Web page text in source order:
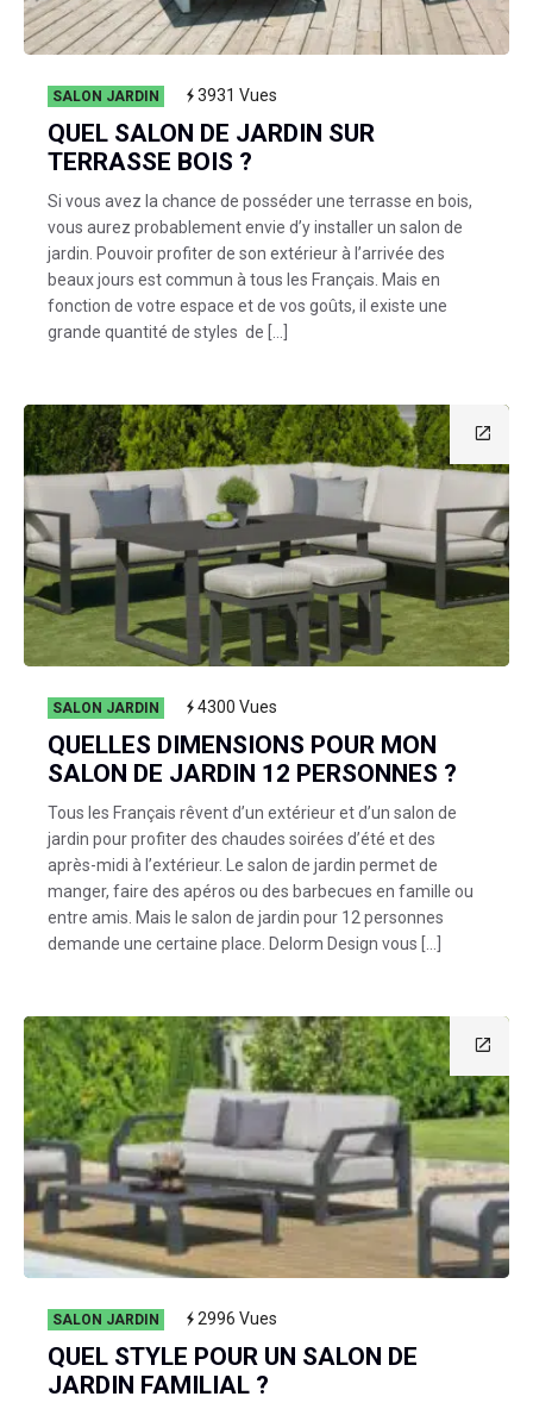
SALON JARDIN 3931 Vues
QUEL SALON DE JARDIN SUR
TERRASSE BOIS ?
Si vous avez la chance de posséder une terrasse en bois,
vous aurez probablement envie d’y installer un salon de
jardin. Pouvoir profiter de son extérieur à l’arrivée des
beaux jours est commun à tous les Français. Mais en
fonction de votre espace et de vos goûts, il existe une
grande quantité de styles de […]
SALON JARDIN 4300 Vues
QUELLES DIMENSIONS POUR MON
SALON DE JARDIN 12 PERSONNES ?
Tous les Français rêvent d’un extérieur et d’un salon de
jardin pour profiter des chaudes soirées d’été et des
après-midi à l’extérieur. Le salon de jardin permet de
manger, faire des apéros ou des barbecues en famille ou
entre amis. Mais le salon de jardin pour 12 personnes
demande une certaine place. Delorm Design vous […]
SALON JARDIN 2996 Vues
QUEL STYLE POUR UN SALON DE
JARDIN FAMILIAL ?